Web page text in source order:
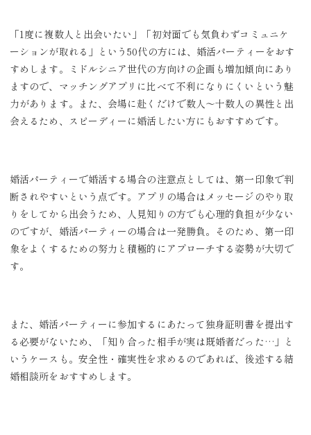
「1度に複数人と出会いたい」「初対面でも気負わずコミュニケ
ーションが取れる」という50代の方には、婚活パーティーをおす
すめします。ミドルシニア世代の方向けの企画も増加傾向にあり
ますので、マッチングアプリに比べて不利になりにくいという魅
力があります。また、会場に赴くだけで数人～十数人の異性と出
会えるため、スピーディーに婚活したい方にもおすすめです。
婚活パーティーで婚活する場合の注意点としては、第一印象で判
断されやすいという点です。アプリの場合はメッセージのやり取
りをしてから出会うため、人見知りの方でも心理的負担が少ない
のですが、婚活パーティーの場合は一発勝負。そのため、第一印
象をよくするための努力と積極的にアプローチする姿勢が大切で
す。
また、婚活パーティーに参加するにあたって独身証明書を提出す
る必要がないため、「知り合った相手が実は既婚者だった…」と
いうケースも。安全性・確実性を求めるのであれば、後述する結
婚相談所をおすすめします。